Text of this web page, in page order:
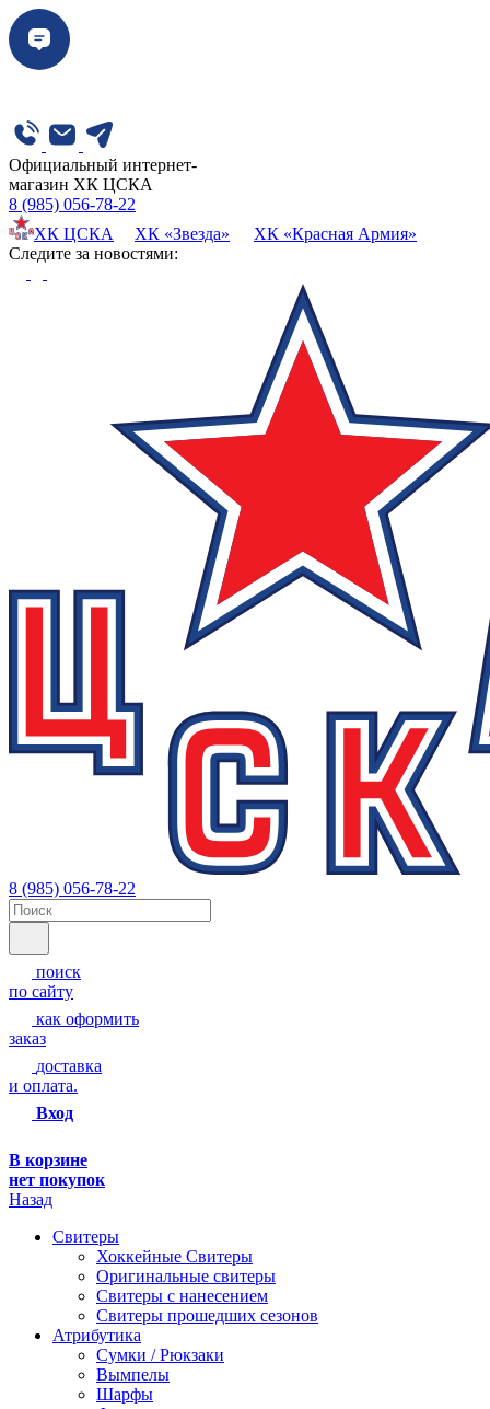
Официальный интернет-
магазин ХК ЦСКА
8 (985) 056-78-22
ХК ЦСКА
ХК «Звезда»
ХК «Красная Армия»
Cледите за новостями:
8 (985) 056-78-22
поиск
по сайту
как оформить
заказ
доставка
и оплата.
Вход
В корзине
нет покупок
Назад
Свитеры
Хоккейные Свитеры
Оригинальные свитеры
Свитеры с нанесением
Свитеры прошедших сезонов
Атрибутика
Сумки / Рюкзаки
Вымпелы
Шарфы